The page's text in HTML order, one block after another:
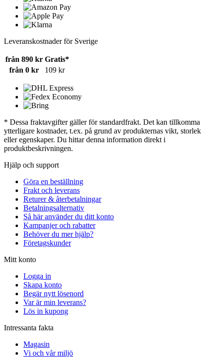
Leveranskostnader för Sverige
från 890 kr Gratis*
från 0 kr
109 kr
* Dessa fraktavgifter gäller för standardfrakt. Det kan tillkomma
ytterligare kostnader, t.ex. på grund av produkternas vikt, storlek
eller egenskaper. Du hittar denna information direkt i
produktbeskrivningen.
Hjälp och support
Göra en beställning
Frakt och leverans
Returer & återbetalningar
Betalningsalternativ
Så här använder du ditt konto
Kampanjer och rabatter
Behöver du mer hjälp?
Företagskunder
Mitt konto
Logga in
Skapa konto
Begär nytt lösenord
Var är min leverans?
Lös in kupong
Intressanta fakta
Magasin
Vi och vår miljö